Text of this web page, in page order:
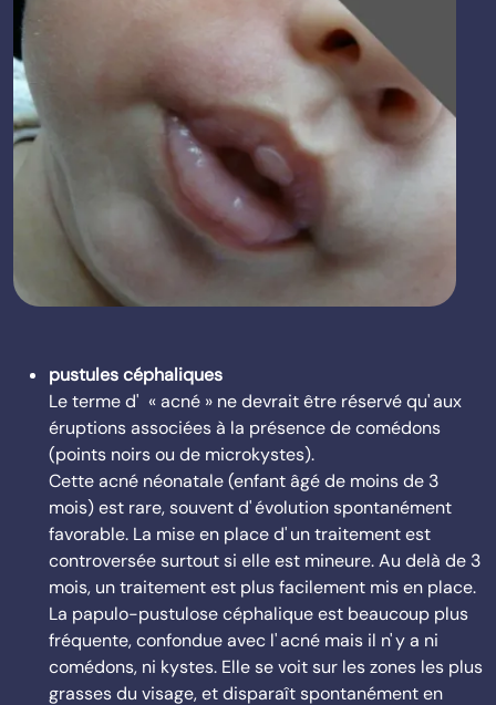
pustules céphaliques
Le terme d' « acné » ne devrait être réservé qu' aux
éruptions associées à la présence de comédons
(points noirs ou de microkystes).
Cette acné néonatale (enfant âgé de moins de 3
mois) est rare, souvent d' évolution spontanément
favorable. La mise en place d' un traitement est
controversée surtout si elle est mineure. Au delà de 3
mois, un traitement est plus facilement mis en place.
La papulo-pustulose céphalique est beaucoup plus
fréquente, confondue avec l' acné mais il n' y a ni
comédons, ni kystes. Elle se voit sur les zones les plus
grasses du visage, et disparaît spontanément en